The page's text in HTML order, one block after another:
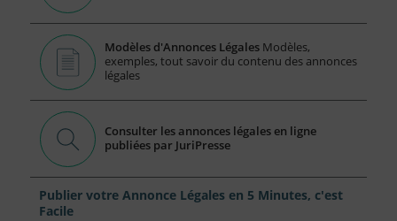
Modèles d'Annonces Légales Modèles,
exemples, tout savoir du contenu des annonces
légales
Consulter les annonces légales en ligne
publiées par JuriPresse
Publier votre Annonce Légales en 5 Minutes, c'est
Facile